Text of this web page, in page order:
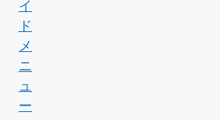
イ
ド
メ
ニ
ュ
ー